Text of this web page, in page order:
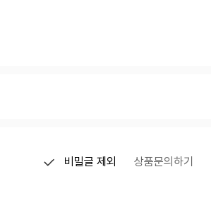
비밀글 제외 상품문의하기